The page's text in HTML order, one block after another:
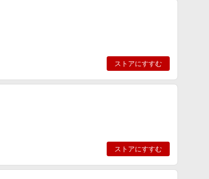
ストアにすすむ
ストアにすすむ